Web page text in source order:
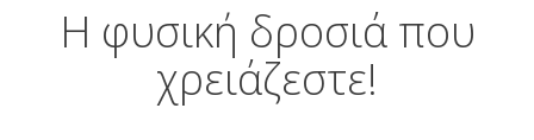
Η φυσική δροσιά που
χρειάζεστε!